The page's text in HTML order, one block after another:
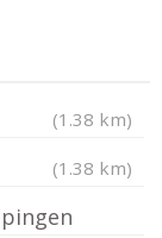
(1.38 km)
(1.38 km)